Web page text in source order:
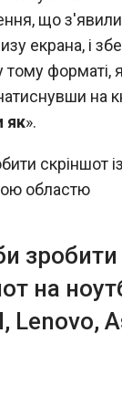
що
екрана, і
тому форматі,
на
як».
зробити
на
Lenovo,